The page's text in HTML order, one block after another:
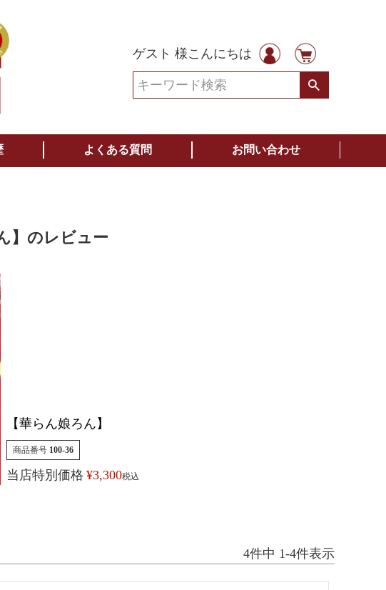
ゲスト 様こんにちは
よくある質問 お問い合わせ
】のレビュー
【華らん娘ろん】
商品番号 100-36
当店特別価格 ¥3,300税込
4件中 1-4件表示